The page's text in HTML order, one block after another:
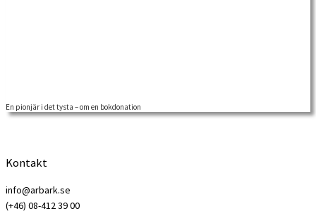
En pionjär i det tysta – om en bokdonation
Kontakt
info@arbark.se
(+46) 08-412 39 00